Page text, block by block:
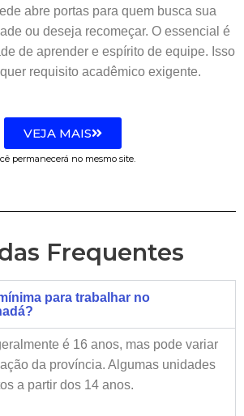
abre portas para quem busca sua
ou deseja recomeçar. O essencial é
de aprender e espírito de equipe. Isso
requisito acadêmico exigente.
VEJA MAIS
permanecerá no mesmo site.
Frequentes
para trabalhar no
é 16 anos, mas pode variar
da província. Algumas unidades
a partir dos 14 anos.